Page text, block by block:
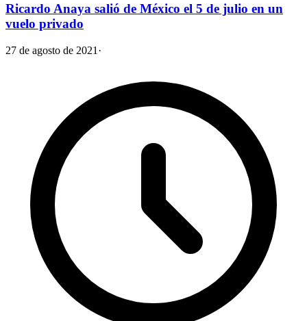
Ricardo Anaya salió de México el 5 de julio en un
vuelo privado
27 de agosto de 2021 ·